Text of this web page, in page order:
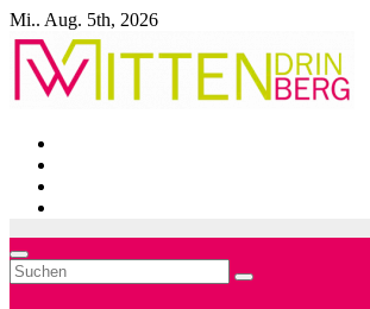
Zum
Inhalt
springen
Mi.. Aug. 5th, 2026